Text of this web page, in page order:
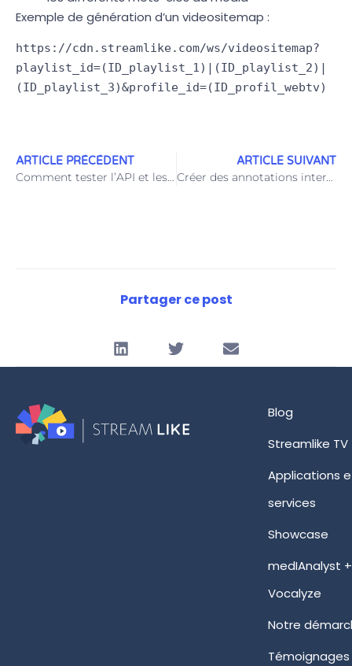
Exemple de génération d’un videositemap :
https://cdn.streamlike.com/ws/videositemap?
playlist_id=(ID_playlist_1)|(ID_playlist_2)|
(ID_playlist_3)&profile_id=(ID_profil_webtv)
ARTICLE PRÉCÉDENT
Comment tester l’API et les webservices
ARTICLE SUIVANT
Créer des annotations interactives
Partager ce post
Blog
Streamlike TV
Applications
services
Showcase
medIAnalyst +
Vocalyze
Notre